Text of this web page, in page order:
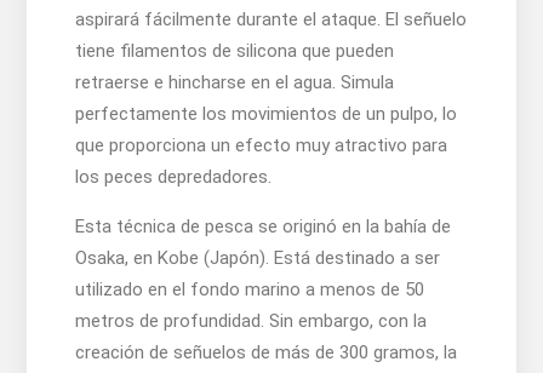
aspirará fácilmente durante el ataque. El señuelo
tiene filamentos de silicona que pueden
retraerse e hincharse en el agua. Simula
perfectamente los movimientos de un pulpo, lo
que proporciona un efecto muy atractivo para
los peces depredadores.
Esta técnica de pesca se originó en la bahía de
Osaka, en Kobe (Japón). Está destinado a ser
utilizado en el fondo marino a menos de 50
metros de profundidad. Sin embargo, con la
creación de señuelos de más de 300 gramos, la